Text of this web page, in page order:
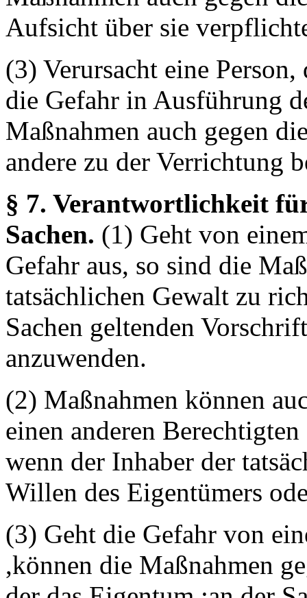
Aufsicht über sie
(3) Verursacht eine
die Gefahr in Ausführung
Maßnahmen auch gegen
andere zu der Verrichtung
§ 7. Verantwortlichkeit
Sachen. (1) Geht von
Gefahr aus, so sind die
tatsächlichen Gewalt zu
Sachen geltenden
anzuwenden.
(2) Maßnahmen können
einen anderen
wenn der Inhaber der
Willen des Eigentümers
(3) Geht die Gefahr von
,können die Maßnahmen